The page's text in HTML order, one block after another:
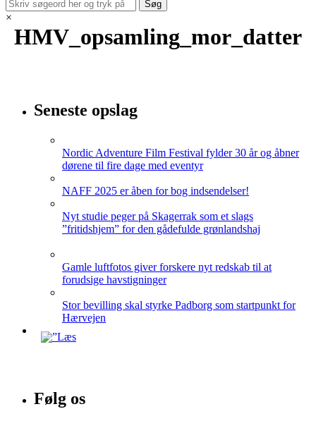
×
HMV_opsamling_mor_datter
Seneste opslag
Nordic Adventure Film Festival fylder 30 år og åbner
dørene til fire dage med eventyr
NAFF 2025 er åben for bog indsendelser!
Nyt studie peger på Skagerrak som et slags
”fritidshjem” for den gådefulde grønlandshaj
Gamle luftfotos giver forskere nyt redskab til at
forudsige havstigninger
Stor bevilling skal styrke Padborg som startpunkt for
Hærvejen
Følg os